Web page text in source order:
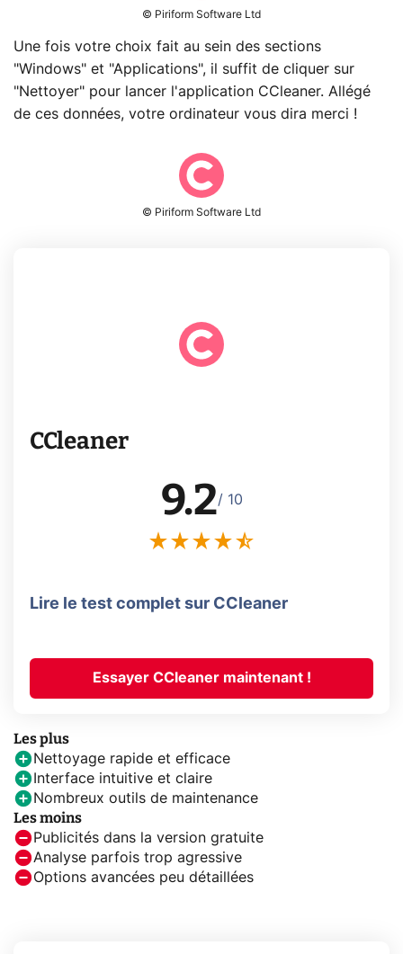
© Piriform Software Ltd
Une fois votre choix fait au sein des sections
"Windows" et "Applications", il suffit de cliquer sur
"Nettoyer" pour lancer l'application CCleaner. Allégé
de ces données, votre ordinateur vous dira merci !
© Piriform Software Ltd
CCleaner
9.2/ 10
Lire le test complet sur CCleaner
Essayer CCleaner maintenant !
Les plus
Nettoyage rapide et efficace
Interface intuitive et claire
Nombreux outils de maintenance
Les moins
Publicités dans la version gratuite
Analyse parfois trop agressive
Options avancées peu détaillées